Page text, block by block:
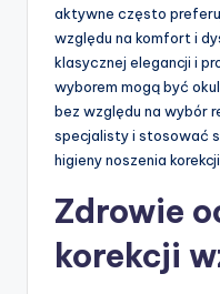
aktywne często
względu na komfort i
klasycznej elegancji i
wyborem mogą być
bez względu na wybór
specjalisty i stosować
higieny noszenia
Zdrowie
korekcji